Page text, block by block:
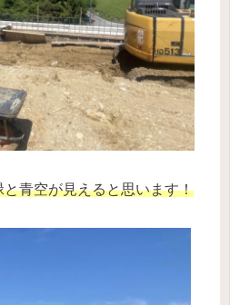
青空が見えると思います！